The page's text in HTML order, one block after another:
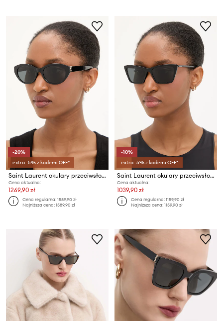
-20%
extra -5% z kodem: OFF*
Saint Laurent okulary przeciwsłoneczne
Cena aktualna:
1269,90 zł
Cena regularna:1589,90 zł
Najniższa cena:1589,90 zł
-10%
extra -5% z kodem: OFF*
Saint Laurent okulary przeciwsłoneczne MICA THIN
Cena aktualna:
1039,90 zł
Cena regularna:1159,90 zł
Najniższa cena:1159,90 zł